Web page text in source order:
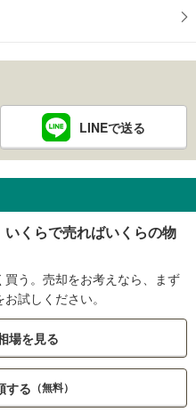
LINEで送る
いくらで売ればいくらの物
買う。売却をお考えなら、まず
試しください。
場を見る
する （無料）